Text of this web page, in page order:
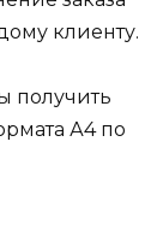
клиенту.
получить
А4 по